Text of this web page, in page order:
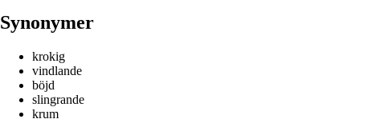
Synonymer
krokig
vindlande
böjd
slingrande
krum